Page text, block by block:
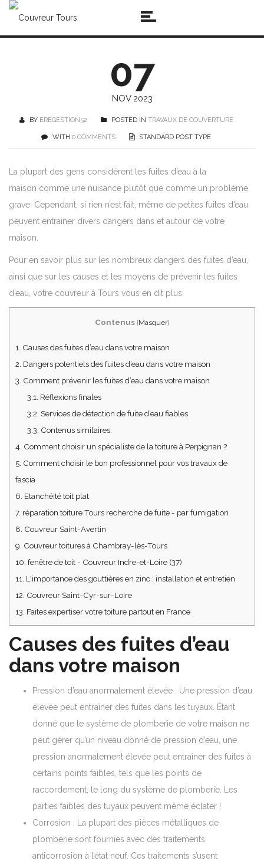
07
NOV 2023
BY EREGESTION52 POSTED IN TRAVAUX DE COUVERTURE
WITH 0 COMMENTS STANDARD POST TYPE
La plupart des gens considèrent les fuites d’eau à la
maison comme une nuisance plutôt que comme un problème
grave. Cependant, si rien n’est fait, même de petites fuites d’eau
peuvent entraîner divers dangers dans et autour de votre
maison.
Pour en savoir plus sur les nombreux dangers des fuites d’eau,
ainsi que sur les causes et les moyens de prévenir les fuites
d’eau, votre couvreur à Tours vous en dit plus.
Contenus [Masquer]
1. Causes des fuites d’eau dans votre maison
2. Dangers potentiels des fuites d’eau dans votre maison
3. Comment prévenir les fuites d’eau dans votre maison
3.1. Réflexions finales
3.2. Services de détection de fuite d’eau fiables
3.3. Contenus similaires:
4. Comment choisir un spécialiste de la toiture à Perpignan ?
5. Comment choisir le bon professionnel pour vos travaux de
fascia
6. Etanchéité toit plat
7. réparation toiture Tours recherche de fuite - par fumigation
8. Couvreur Saint-Avertin
9. Couvreur toitures à Chambray-lès-Tours
10. fenêtre de toit - Couvreur Indre-et-Loire (37)
11. L'importance des gouttières en zinc : installation et entretien
12. Couvreur Saint-Cyr-sur-Loire
13. Faites expertiser votre toiture partout en France
Causes des fuites d’eau
dans votre maison
Pression d’eau anormalement élevée : Une pression d’eau
élevée peut entraîner des fuites dans les tuyaux. Étant
donné que le système de plomberie de votre maison ne
peut gérer qu’un niveau donné de pression d’eau, une
pression anormalement élevée peut entraîner des fuites à
certains points faibles, tels que les points de
raccordement, le long du système de plomberie. Les
parties faibles des tuyaux peuvent même éclater !
Corrosion : La plupart des pièces métalliques de
plomberie sont fournies avec des traitements
anticorrosion à l’état neuf. Ces traitements s’usent